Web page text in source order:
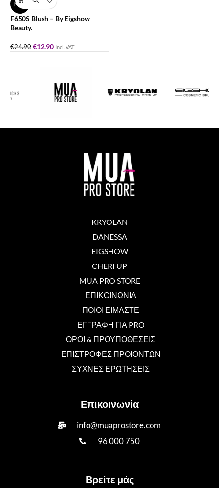
NEW
F650S Blush – By Eigshow
Beauty.
€24.90 €12.90 Incl. VAT
KRYOLAN
DANESSA
EIGSHOW
CHERI UP
MUA PRO STORE
ΕΠΙΚΟΙΝΩΝΙΑ
ΠΟΙΟΙ ΕΙΜΑΣΤΕ
ΕΓΓΡΑΦΗ ΓΙΑ PRO
ΟΡΟΙ & ΠΡΟΥΠΟΘΕΣΕΙΣ
ΕΠΙΣΤΡΟΦΕΣ ΠΡΟΙΟΝΤΩΝ
ΣΥΧΝΕΣ ΕΡΩΤΗΣΕΙΣ
Επικοινωνία
info@muaprostore.com
96 000 750
Βρείτε μάς